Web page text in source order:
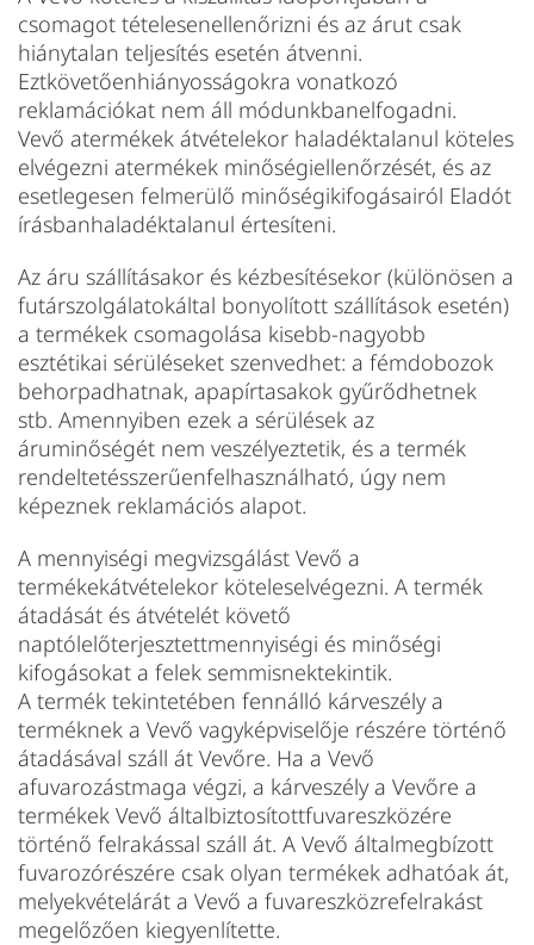
csomagot tételesenellenőrizni és az árut csak
hiánytalan teljesítés esetén átvenni.
Eztkövetőenhiányosságokra vonatkozó
reklamációkat nem áll módunkbanelfogadni.
Vevő atermékek átvételekor haladéktalanul köteles
elvégezni atermékek minőségiellenőrzését, és az
esetlegesen felmerülő minőségikifogásairól Eladót
írásbanhaladéktalanul értesíteni.
Az áru szállításakor és kézbesítésekor (különösen a
futárszolgálatokáltal bonyolított szállítások esetén)
a termékek csomagolása kisebb-nagyobb
esztétikai sérüléseket szenvedhet: a fémdobozok
behorpadhatnak, apapírtasakok gyűrődhetnek
stb. Amennyiben ezek a sérülések az
áruminőségét nem veszélyeztetik, és a termék
rendeltetésszerűenfelhasználható, úgy nem
képeznek reklamációs alapot.
A mennyiségi megvizsgálást Vevő a
termékekátvételekor köteleselvégezni. A termék
átadását és átvételét követő
naptólelőterjesztettmennyiségi és minőségi
kifogásokat a felek semmisnektekintik.
A termék tekintetében fennálló kárveszély a
terméknek a Vevő vagyképviselője részére történő
átadásával száll át Vevőre. Ha a Vevő
afuvarozástmaga végzi, a kárveszély a Vevőre a
termékek Vevő általbiztosítottfuvareszközére
történő felrakással száll át. A Vevő általmegbízott
fuvarozórészére csak olyan termékek adhatóak át,
melyekvételárát a Vevő a fuvareszközrefelrakást
megelőzően kiegyenlítette.